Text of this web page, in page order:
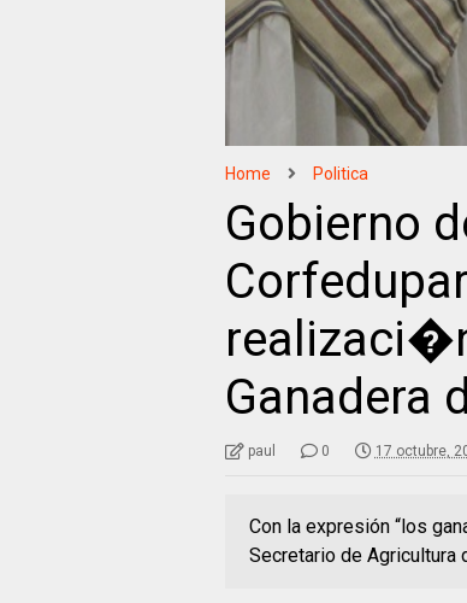
Home Politica
Gobierno
Ganadera
paul 0 17 octubre,
Con la expresión “los
Secretario de Agricultura